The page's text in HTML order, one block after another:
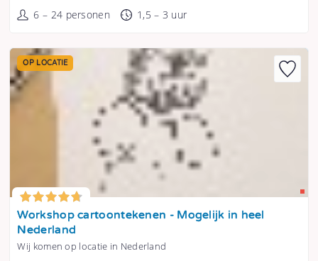
6 – 24 personen 1,5 – 3 uur
Tonen
OP LOCATIE
Workshop cartoontekenen - Mogelijk in heel
Nederland
Wij komen op locatie in Nederland